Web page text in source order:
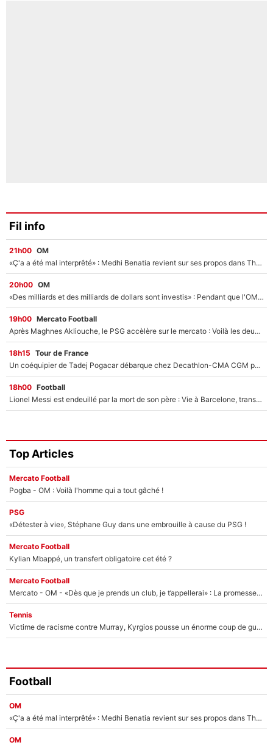
Fil info
21h00 OM
«Ç'a a été mal interprêté» : Medhi Benatia revient sur ses propos dans The Bridge et précise ses conditions pour rejoindre le PSG !
20h00 OM
«Des milliards et des milliards de dollars sont investis» : Pendant que l'OM est en pleine crise financière, Frank McCourt lance un nouveau projet à 260M€ !
19h00 Mercato Football
Après Maghnes Akliouche, le PSG accèlère sur le mercato : Voilà les deux nouvelles recrues qui vont signer la semaine prochaine ?
18h15 Tour de France
Un coéquipier de Tadej Pogacar débarque chez Decathlon-CMA CGM pour épauler Paul Seixas : «Mes meilleures années sont à venir»
18h00 Football
Lionel Messi est endeuillé par la mort de son père : Vie à Barcelone, transfert au PSG... voilà comment Jorge Messi a joué un rôle essentiel dans sa carrière !
Top Articles
Mercato Football
Pogba - OM : Voilà l'homme qui a tout gâché !
PSG
«Détester à vie», Stéphane Guy dans une embrouille à cause du PSG !
Mercato Football
Kylian Mbappé, un transfert obligatoire cet été ?
Mercato Football
Mercato - OM - «Dès que je prends un club, je t’appellerai» : La promesse de Marcelino au moment de claquer la porte
Tennis
Victime de racisme contre Murray, Kyrgios pousse un énorme coup de gueule !
Football
OM
«Ç'a a été mal interprêté» : Medhi Benatia revient sur ses propos dans The Bridge et précise ses conditions pour rejoindre le PSG !
OM